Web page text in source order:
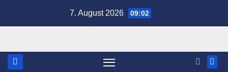
7. August 2026 09:02